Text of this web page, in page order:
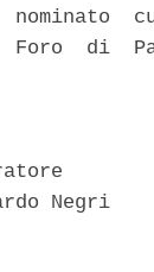
nominato
Foro  di
Negri